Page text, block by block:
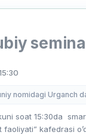
nomidagi Urganch
soat 15:30da
faoliyati” kafedrasi